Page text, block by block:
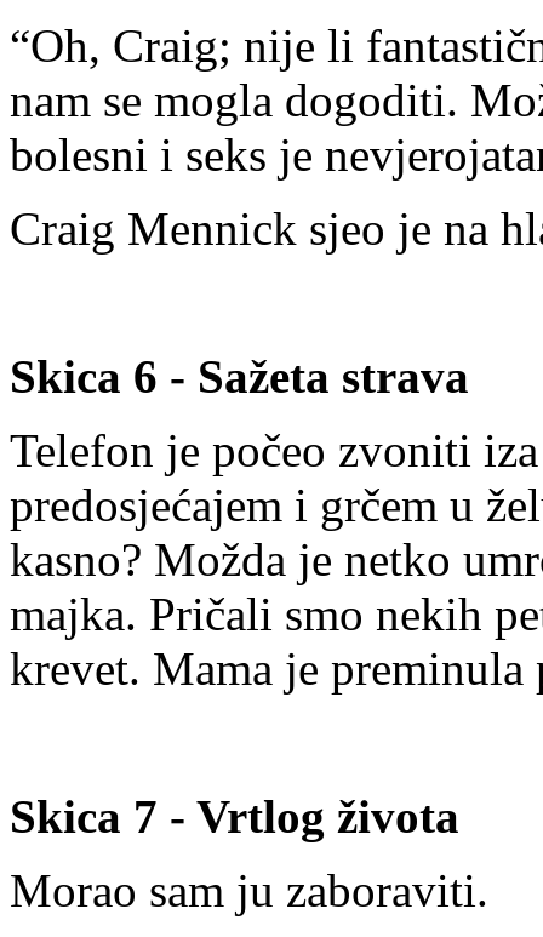
“Oh, Craig; nije li
nam se mogla dogoditi.
bolesni i seks je
Craig Mennick sjeo je na
Skica 6 - Sažeta strava
Telefon je počeo zvoniti
predosjećajem i grčem u
kasno? Možda je netko
majka. Pričali smo nekih
krevet. Mama je
Skica 7 - Vrtlog života
Morao sam ju zaboraviti.